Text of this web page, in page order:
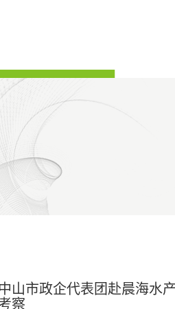
山市政企代表团赴晨海水
察